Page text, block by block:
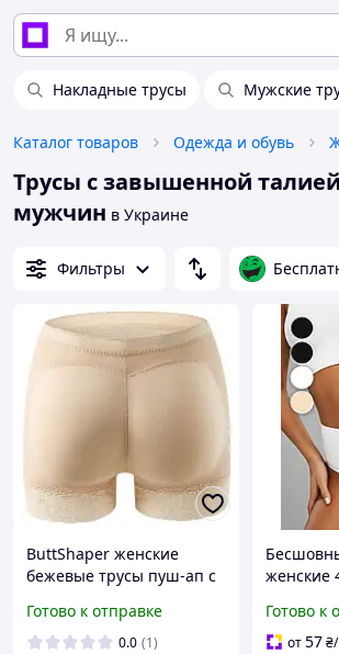
Накладные трусы Мужские
Каталог товаров Одежда и обувь
Трусы с завышенной
мужчин в Украине
Фильтры
ButtShaper женские
бежевые трусы пуш-ап с
размер S
Готово к отправке
0.0 (1)
женские
Готово к
от57₴